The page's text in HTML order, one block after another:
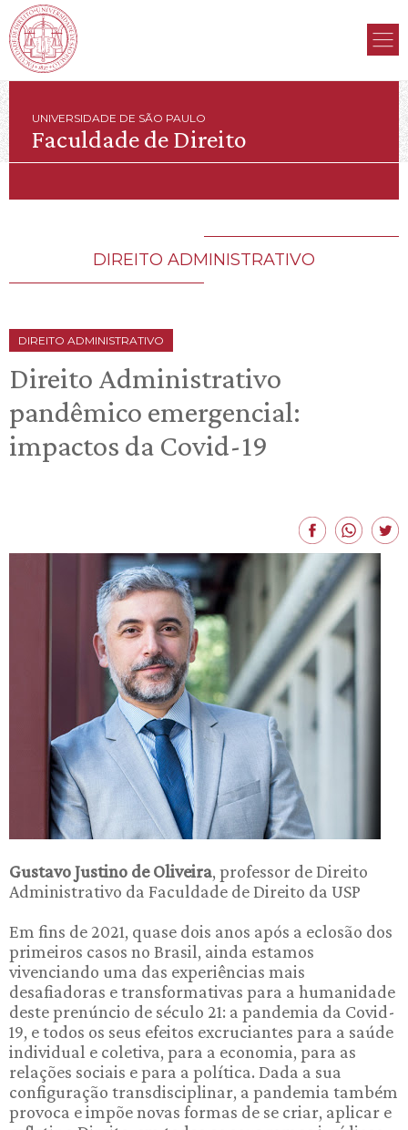
UNIVERSIDADE DE SÃO PAULO
Faculdade de Direito
DIREITO ADMINISTRATIVO
DIREITO ADMINISTRATIVO
Direito Administrativo
pandêmico emergencial:
impactos da Covid-19
Gustavo Justino de Oliveira, professor de Direito
Administrativo da Faculdade de Direito da USP
Em fins de 2021, quase dois anos após a eclosão dos
primeiros casos no Brasil, ainda estamos
vivenciando uma das experiências mais
desafiadoras e transformativas para a humanidade
deste prenúncio de século 21: a pandemia da Covid-
19, e todos os seus efeitos excruciantes para a saúde
individual e coletiva, para a economia, para as
relações sociais e para a política. Dada a sua
configuração transdisciplinar, a pandemia também
provoca e impõe novas formas de se criar, aplicar e